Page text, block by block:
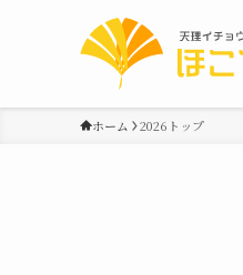
ホーム 2026トップ